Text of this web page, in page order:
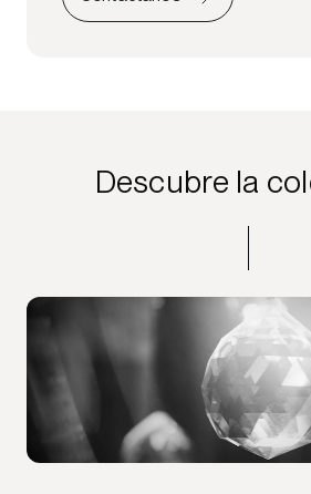
Descubre la